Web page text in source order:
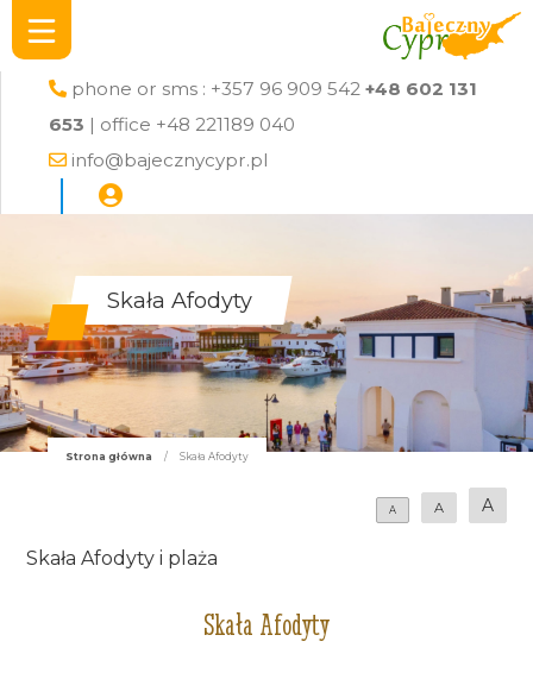
phone or sms : +357 96 909 542 +48 602 131
653 | office +48 221189 040
info@bajecznycypr.pl
Skała Afodyty
Strona główna / Skała Afodyty
A A A
Skała Afodyty i plaża
Skała Afodyty